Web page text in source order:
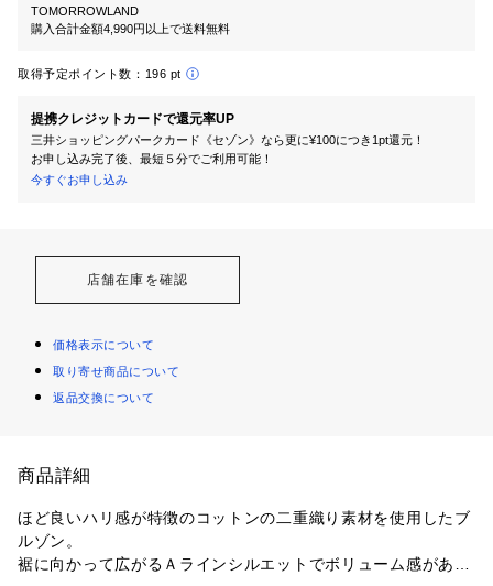
TOMORROWLAND
購入合計金額4,990円以上で送料無料
取得予定ポイント数： 196 pt
提携クレジットカードで還元率UP
三井ショッピングパークカード《セゾン》なら更に¥100につき1pt還元！
お申し込み完了後、最短５分でご利用可能！
今すぐお申し込み
店舗在庫を確認
価格表示について
取り寄せ商品について
返品交換について
商品詳細
ほど良いハリ感が特徴のコットンの二重織り素材を使用したブ
ルゾン。
裾に向かって広がるＡラインシルエットでボリューム感があり